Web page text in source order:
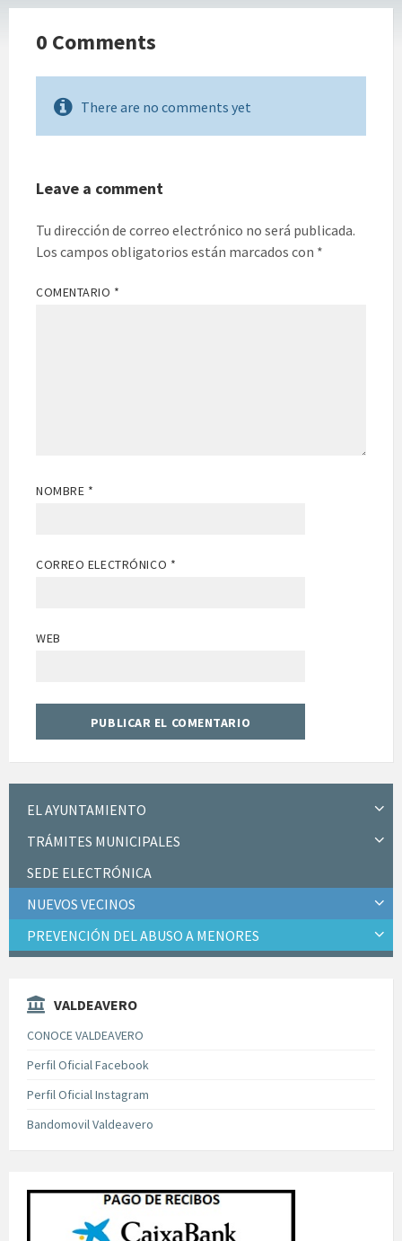
0 Comments
There are no comments yet
Leave a comment
Tu dirección de correo electrónico no será publicada.
Los campos obligatorios están marcados con *
COMENTARIO *
NOMBRE *
CORREO ELECTRÓNICO *
WEB
EL AYUNTAMIENTO
TRÁMITES MUNICIPALES
SEDE ELECTRÓNICA
NUEVOS VECINOS
PREVENCIÓN DEL ABUSO A MENORES
VALDEAVERO
CONOCE VALDEAVERO
Perfil Oficial Facebook
Perfil Oficial Instagram
Bandomovil Valdeavero